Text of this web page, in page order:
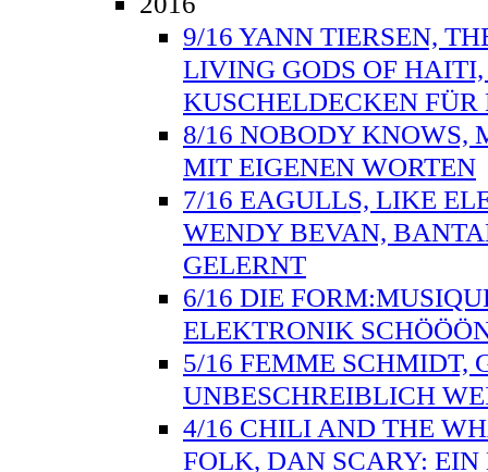
9/16 YANN TIERSEN,
LIVING GODS OF
KUSCHELDECKEN FÜR
8/16 NOBODY KNOWS,
MIT EIGENEN WORTEN
7/16 EAGULLS, LIKE
WENDY BEVAN,
GELERNT
6/16 DIE
ELEKTRONIK
5/16 FEMME SCHMIDT,
UNBESCHREIBLICH
4/16 CHILI AND THE
FOLK, DAN SCARY: EIN